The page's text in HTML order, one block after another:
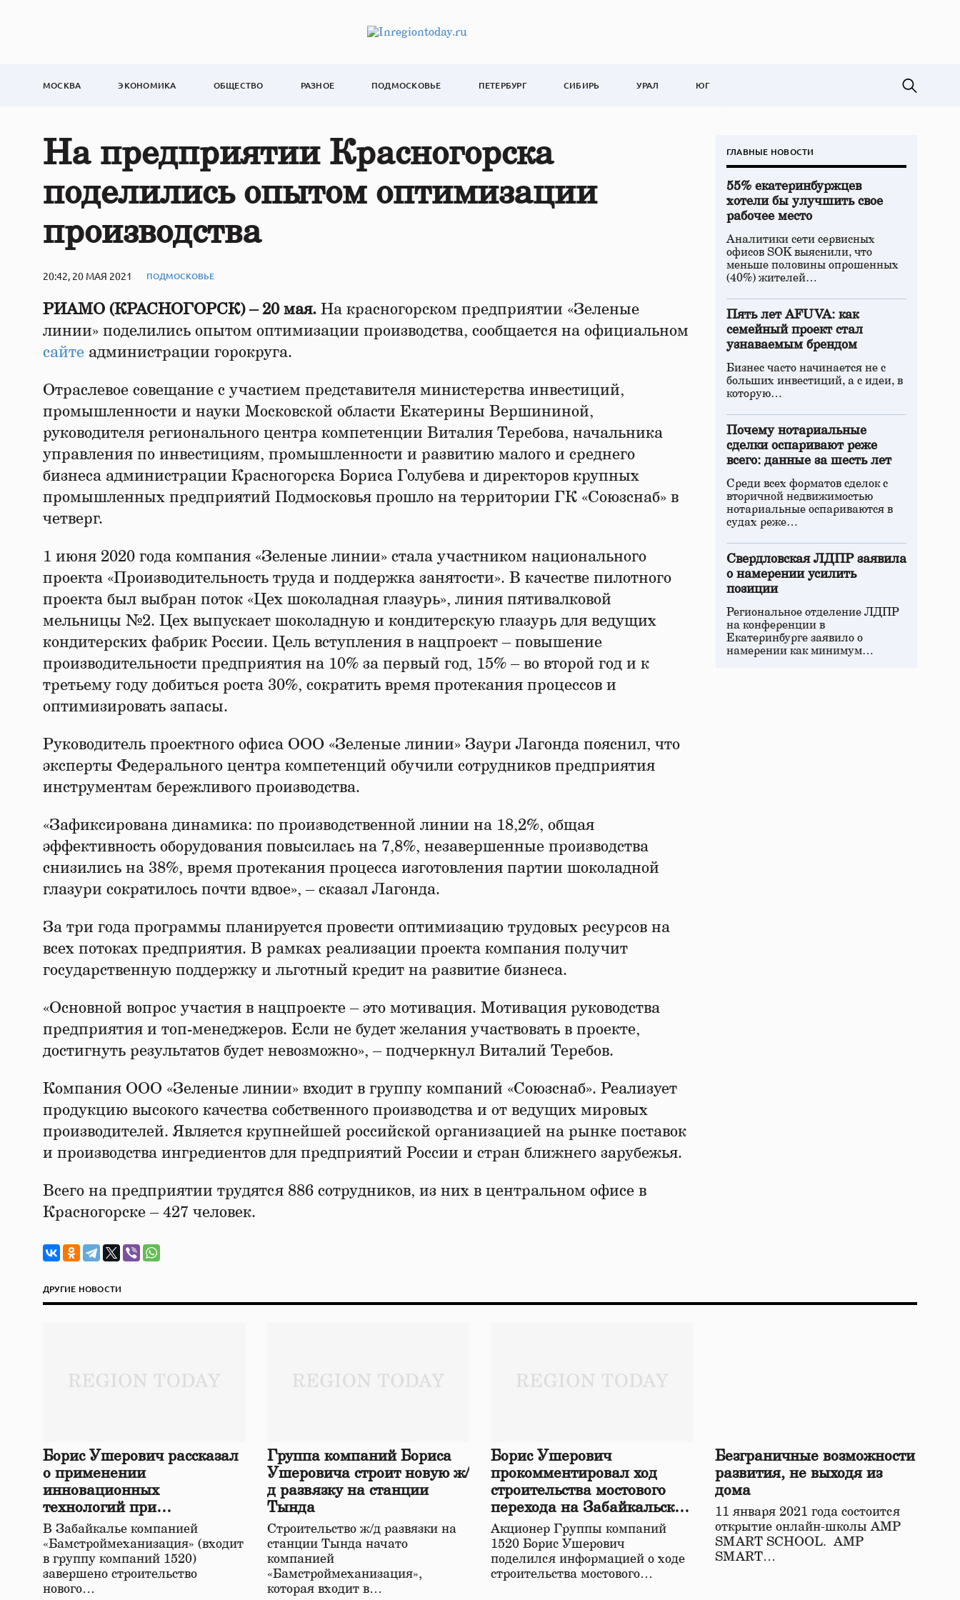
МОСКВА ЭКОНОМИКА ОБЩЕСТВО РАЗНОЕ ПОДМОСКОВЬЕ ПЕТЕРБУРГ СИБИРЬ УРАЛ ЮГ
На предприятии Красногорска
поделились опытом оптимизации
производства
20:42, 20 МАЯ 2021 ПОДМОСКОВЬЕ
РИАМО (КРАСНОГОРСК) – 20 мая. На красногорском предприятии «Зеленые
линии» поделились опытом оптимизации производства, сообщается на официальном
сайте администрации горокруга.
Отраслевое совещание с участием представителя министерства инвестиций,
промышленности и науки Московской области Екатерины Вершининой,
руководителя регионального центра компетенции Виталия Теребова, начальника
управления по инвестициям, промышленности и развитию малого и среднего
бизнеса администрации Красногорска Бориса Голубева и директоров крупных
промышленных предприятий Подмосковья прошло на территории ГК «Союзснаб» в
четверг.
1 июня 2020 года компания «Зеленые линии» стала участником национального
проекта «Производительность труда и поддержка занятости». В качестве пилотного
проекта был выбран поток «Цех шоколадная глазурь», линия пятивалковой
мельницы №2. Цех выпускает шоколадную и кондитерскую глазурь для ведущих
кондитерских фабрик России. Цель вступления в нацпроект – повышение
производительности предприятия на 10% за первый год, 15% – во второй год и к
третьему году добиться роста 30%, сократить время протекания процессов и
оптимизировать запасы.
Руководитель проектного офиса ООО «Зеленые линии» Заури Лагонда пояснил, что
эксперты Федерального центра компетенций обучили сотрудников предприятия
инструментам бережливого производства.
«Зафиксирована динамика: по производственной линии на 18,2%, общая
эффективность оборудования повысилась на 7,8%, незавершенные производства
снизились на 38%, время протекания процесса изготовления партии шоколадной
глазури сократилось почти вдвое», – сказал Лагонда.
За три года программы планируется провести оптимизацию трудовых ресурсов на
всех потоках предприятия. В рамках реализации проекта компания получит
государственную поддержку и льготный кредит на развитие бизнеса.
«Основной вопрос участия в нацпроекте – это мотивация. Мотивация руководства
предприятия и топ-менеджеров. Если не будет желания участвовать в проекте,
достигнуть результатов будет невозможно», – подчеркнул Виталий Теребов.
Компания ООО «Зеленые линии» входит в группу компаний «Союзснаб». Реализует
продукцию высокого качества собственного производства и от ведущих мировых
производителей. Является крупнейшей российской организацией на рынке поставок
и производства ингредиентов для предприятий России и стран ближнего зарубежья.
Всего на предприятии трудятся 886 сотрудников, из них в центральном офисе в
Красногорске – 427 человек.
ГЛАВНЫЕ НОВОСТИ
55% екатеринбуржцев
хотели бы улучшить свое
рабочее место
Аналитики сети сервисных
офисов SOK выяснили, что
меньше половины опрошенных
(40%) жителей…
Пять лет AFUVA: как
семейный проект стал
узнаваемым брендом
Бизнес часто начинается не с
больших инвестиций, а с идеи, в
которую…
Почему нотариальные
сделки оспаривают реже
всего: данные за шесть лет
Среди всех форматов сделок с
вторичной недвижимостью
нотариальные оспариваются в
судах реже…
Свердловская ЛДПР заявила
о намерении усилить
позиции
Региональное отделение ЛДПР
на конференции в
Екатеринбурге заявило о
намерении как минимум…
ДРУГИЕ НОВОСТИ
Борис Ушерович рассказал
о применении
инновационных
технологий при
строительстве нового моста
в Забайкалье
В Забайкалье компанией
«Бамстроймеханизация» (входит
в группу компаний 1520)
завершено строительство
нового…
Группа компаний Бориса
Ушеровича строит новую ж/
д развязку на станции
Тында
Строительство ж/д развязки на
станции Тында начато
компанией
«Бамстроймеханизация»,
которая входит в…
Борис Ушерович
прокомментировал ход
строительства мостового
перехода на Забайкальской
железной дороге
Акционер Группы компаний
1520 Борис Ушерович
поделился информацией о ходе
строительства мостового…
Безграничные возможности
развития, не выходя из
дома
11 января 2021 года состоится
открытие онлайн-школы АМР
SMART SCHOOL. АМР
SMART…